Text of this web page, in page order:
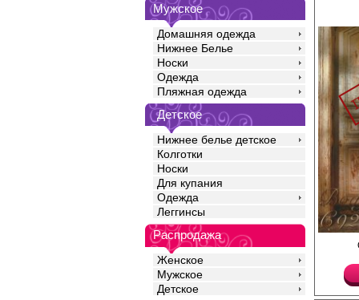
Мужское
Домашняя одежда
Нижнее Белье
Носки
Одежда
Пляжная одежда
Детское
Нижнее белье детское
Колготки
Носки
Для купания
Одежда
Леггинсы
Распродажа
Женское
Мужское
Детское
Боди на тонких
сеточки с
облегает тело.
Лайкра 10%
Полиамид 90%